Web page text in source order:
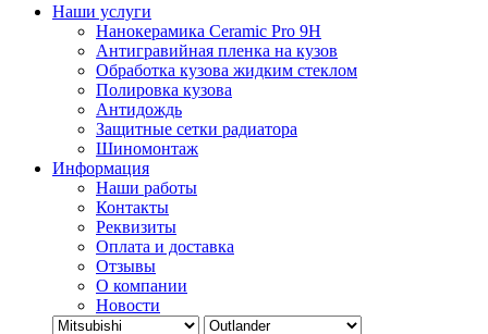
Наши услуги
Нанокерамика Ceramic Pro 9H
Антигравийная пленка на кузов
Обработка кузова жидким стеклом
Полировка кузова
Антидождь
Защитные сетки радиатора
Шиномонтаж
Информация
Наши работы
Контакты
Реквизиты
Оплата и доставка
Отзывы
О компании
Новости